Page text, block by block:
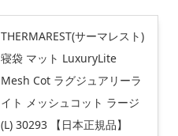
THERMAREST(サーマレスト)
寝袋 マット LuxuryLite
Mesh Cot ラグジュアリーラ
イト メッシュコット ラージ
(L) 30293 【日本正規品】